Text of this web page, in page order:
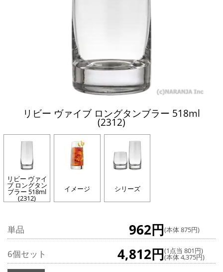
リビー ヴァイブ ロングタンブラー 518ml
(2312)
リビー ヴァイ
ブ ロングタン
ブラー 518ml
(2312)
イメージ シリーズ
単品 962円(本体 875円)
6個セット 4,812円(1点当 801円)
(本体 4,375円)